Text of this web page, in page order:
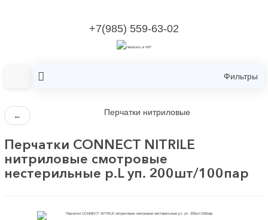
+7(985) 559-63-02
Фильтры
← Перчатки нитриловые
Перчатки CONNECT NITRILE
нитриловые смотровые
нестерильные р.L уп. 200шт/100пар